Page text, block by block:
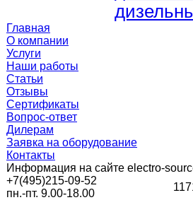
Главная
О компании
Услуги
Наши работы
Статьи
Отзывы
Сертификаты
Вопрос-ответ
Дилерам
Заявка на оборудование
Контакты
Информация на сайте electro-
+7(495)215-09-52
пн.-пт. 9.00-18.00